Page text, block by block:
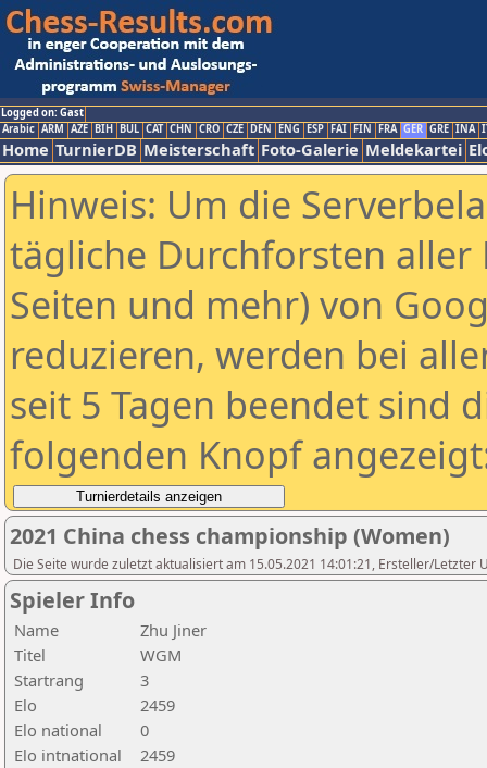
Logged on: Gast
Arabic ARM AZE BIH BUL CAT CHN CRO CZE DEN ENG ESP FAI FIN FRA GER GRE INA
Home TurnierDB Meisterschaft Foto-Galerie Meldekartei
Hinweis: Um die
tägliche Durchforsten aller
Seiten und mehr) von
reduzieren, werden bei
seit 5 Tagen beendet sind
folgenden Knopf
2021 China chess championship (Women)
Die Seite wurde zuletzt aktualisiert am 15.05.2021 14:01:21, Ersteller/Letzter
Spieler Info
Name
Zhu Jiner
Titel
WGM
Startrang
3
Elo
2459
Elo national
0
Elo intnational
2459